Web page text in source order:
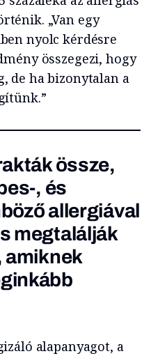
„Van egy
nyolc kérdésre
összegezi, hogy
de ha bizonytalan a
össze,
, és
allergiával
megtalálják
amiknek
alapanyagot, a